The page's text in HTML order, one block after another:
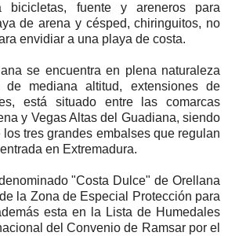
bicicletas, fuente y areneros para
de arena y césped, chiringuitos, no
envidiar a una playa de costa.
se encuentra en plena naturaleza
de mediana altitud, extensiones de
está situado entre las comarcas
y Vegas Altas del Guadiana, siendo
tres grandes embalses que regulan
en Extremadura.
"Costa Dulce" de Orellana
la Zona de Especial Protección para
esta en la Lista de Humedales
del Convenio de Ramsar por el